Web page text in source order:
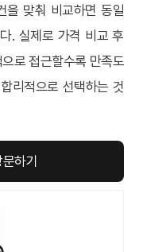
을 맞춰 비교하면 동일
. 실제로 가격 비교 후
로 접근할수록 만족도
리적으로 선택하는 것
하기